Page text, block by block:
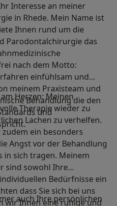
Interesse an meiner
in Rhede. Mein Name ist
Ihnen rund um die
Parodontalchirurgie das
nach dem Motto:
einfühlsam und
meinem Praxisteam und
Behandlung die den
und
Herzen: Meinen
Therapie wieder zu
Lachen zu verhelfen.
ein besonders
Angst vor der Behandlung
in sich tragen. Meinem
sind sowohl Ihre
Bedürfnisse ein
dass Sie sich bei uns
wir Ihnen eine ruhige und
auch Ihre persönlichen